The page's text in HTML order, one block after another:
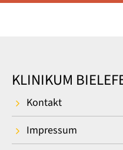
KLINIKUM
Kontakt
Impressum